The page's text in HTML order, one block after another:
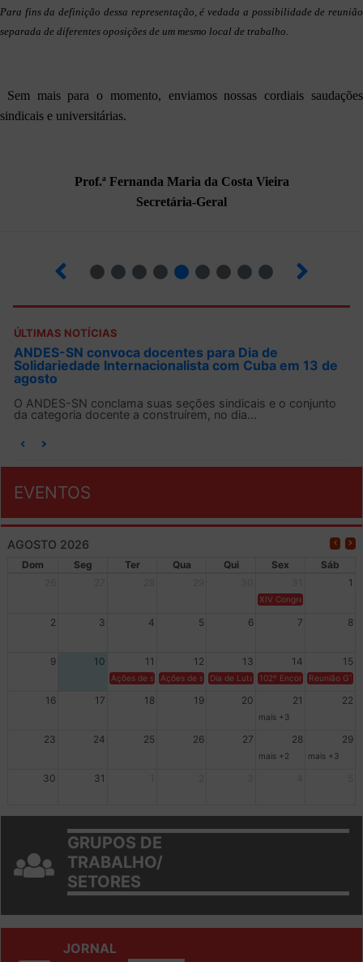
Para fins da definição dessa representação, é vedada a possibilidade de reunião
separada de diferentes oposições de um mesmo local de trabalho.
Sem mais para o momento, enviamos nossas cordiais saudações
sindicais e universitárias.
Prof.ª Fernanda Maria da Costa Vieira
Secretária-Geral
ÚLTIMAS NOTÍCIAS
ANDES-SN convoca docentes para Dia de
Solidariedade Internacionalista com Cuba em 13 de
agosto
O ANDES-SN conclama suas seções sindicais e o conjunto
da categoria docente a construírem, no dia...
EVENTOS
AGOSTO 2026
Dom Seg Ter Qua Qui Sex
Sáb
1
XIV Congresso Brasileiro
2 3 4 5 6 7 8
9 10 11 12 13 14 15
Ações de solidariedade a Cuba no Rio Grande do Sul - 100
Ações de solidariedade a Cuba no Rio Grande do
Dia de Luta em Defesa de Cuba e da
102º Encontro da
Reunião
16 17 18 19 20 21 22
mais +3
23 24 25 26 27 28 29
mais +2 mais +3
30 31
GRUPOS DE
TRABALHO/
SETORES
JORNAL